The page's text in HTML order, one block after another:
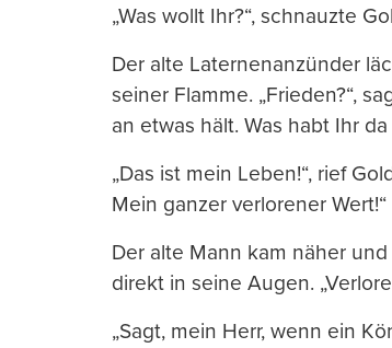
„Was wollt Ihr?“, schnauzte
Der alte Laternenanzünder
seiner Flamme. „Frieden?“,
an etwas hält. Was habt Ihr
„Das ist mein Leben!“, rief
Mein ganzer verlorener Wert!“
Der alte Mann kam näher
direkt in seine Augen.
„Sagt, mein Herr, wenn ein